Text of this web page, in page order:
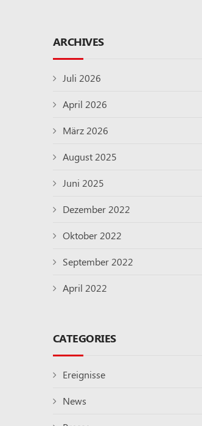
ARCHIVES
Juli 2026
April 2026
März 2026
August 2025
Juni 2025
Dezember 2022
Oktober 2022
September 2022
April 2022
CATEGORIES
Ereignisse
News